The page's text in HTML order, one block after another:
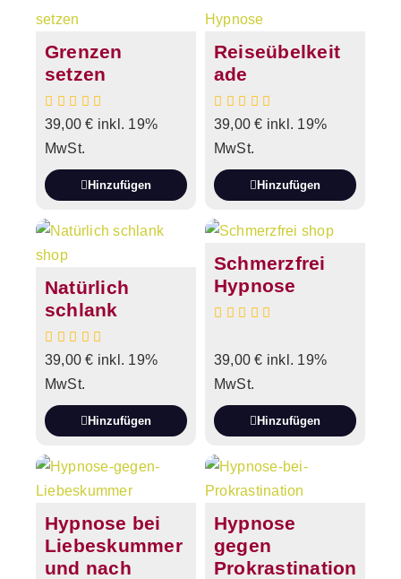
Grenzen
setzen
39,00€ inkl. 19%
MwSt.
Hinzufügen
Reiseübelkeit
ade
39,00€ inkl. 19%
MwSt.
Hinzufügen
Natürlich
schlank
39,00€ inkl. 19%
MwSt.
Hinzufügen
Schmerzfrei
Hypnose
39,00€ inkl. 19%
MwSt.
Hinzufügen
Hypnose bei
Liebeskummer
und nach
Hypnose
gegen
Prokrastination